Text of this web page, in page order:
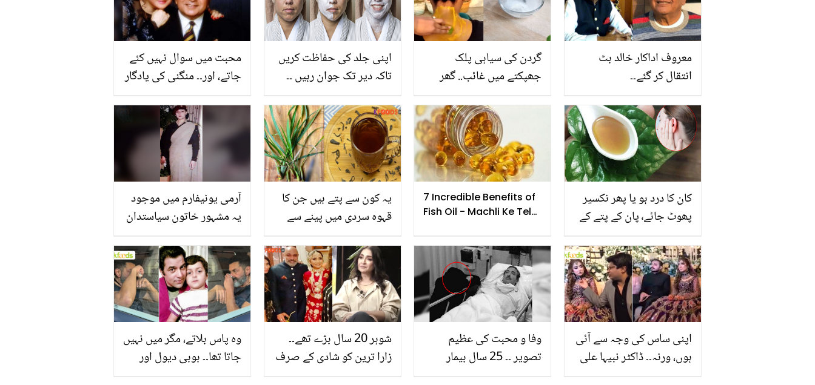
محبت میں سوال نہیں کئے
جاتے، اور۔۔ منگنی کی یادگار
سائرہ بانو نے دلیپ کمار
کیلیئے کیا لکھا؟
اپنی جلد کی حفاظت کریں
تاکہ دیر تک جوان رہیں ۔۔
کرنے کے لئے بہت آسان
اینٹی ایجنگ ماسک بنائیں
گردن کی سیاہی پلک
جھپکتے میں غائب.. گھر
نتائج! دیکھیں
معروف اداکار خالد بٹ
انتقال کر گئے۔۔
آرمی یونیفارم میں موجود
یہ مشہور خاتون سیاستدان
یہ کون سے پتے ہیں جن کا
قہوہ سردی میں پینے سے
اور کولیسٹرول کا مسئلہ
بھی قدرتی طور پر کنٹرول
ہو جاتا ہے؟
7 Incredible Benefits of
Fish Oil - Machli Ke Tel
کان کا درد ہو یا پھر نکسیر
پھوٹ جائے٬ پان کے پتے کے
خاص چیز کے ملائيں اور
کمال دیکھیں
وہ پاس بلاتے، مگر میں نہیں
جاتا تھا۔۔ بوبی دیول اور
شوہر 20 سال بڑے تھے۔۔
زارا ترین کو شادی کے صرف
وفا و محبت کی عظیم
تصویر ۔۔ 25 سال بیمار
اپنی ساس کی وجہ سے آئی
ہوں، ورنہ۔۔ ڈاکٹر نبیہا علی